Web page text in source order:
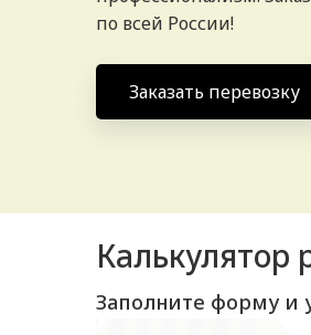
по всей России!
Заказать перевозку
Калькулятор
Заполните форму и